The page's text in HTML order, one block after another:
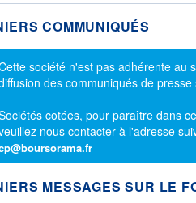
COMMUNIQUÉS
d'information
société n'est pas adhérente au
des communiqués de
cotées, pour paraître dans
nous contacter à l'adresse
MESSAGES SUR LE